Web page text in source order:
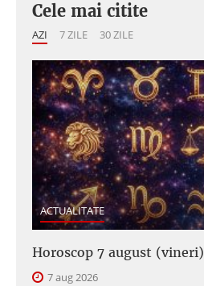
Cele mai citite
AZI 7 ZILE 30 ZILE
ACTUALITATE
Horoscop 7 august (vineri)
7 aug 2026